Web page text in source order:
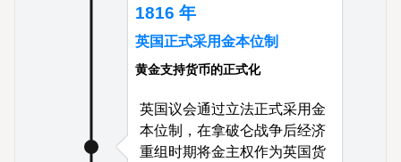
行票据，为美国的货币体系奠
定了基础。
1816 年
英国正式采用金本位制
黄金支持货币的正式化
英国议会通过立法正式采用金
本位制，在拿破仑战争后经济
重组时期将金主权作为英国货